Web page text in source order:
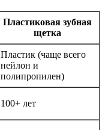
Пластиковая зубная
щетка
Пластик (чаще всего
нейлон и
полипропилен)
100+ лет